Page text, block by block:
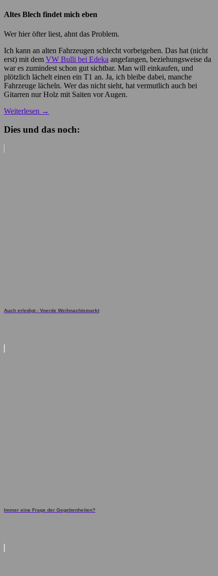
Altes Blech findet mich eben
Wer hier öfter liest, ahnt das Problem.
Ich kann an alten Fahrzeugen schlecht vorbeigehen. Das hat (nicht
erst) mit dem VW Bulli bei Edeka angefangen, beziehungsweise da
war es zumindest schon gut sichtbar. Man will einkaufen, und
plötzlich lächelt einen ein T1 an. Ja, ich bleibe dabei, manche
Fahrzeuge lächeln. Wer das nicht sieht, hat vermutlich auch bei
Gitarren nur Holz mit Saiten vor Augen.
Weiterlesen →
Dies und das noch:
Auch erledigt - Voerde Weihnachtsmarkt
Immer eine Frage der Gegebenheiten?